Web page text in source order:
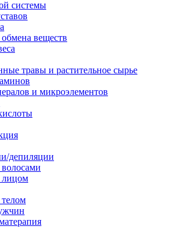
системы
веществ
травы и растительное сырье
и микроэлементов
депиляции
волосами
лицом
телом